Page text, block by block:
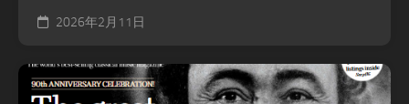
2026年2月11日